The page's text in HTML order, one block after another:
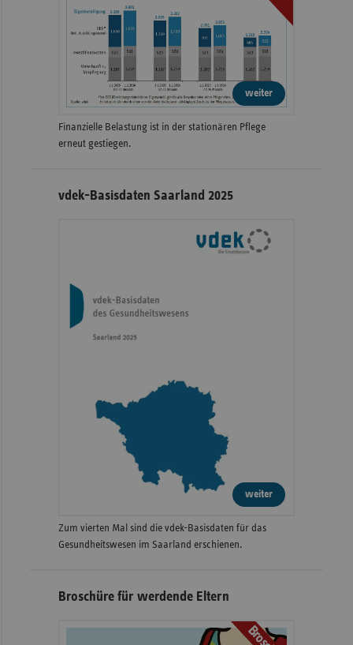
weiter
Finanzielle Belastung ist in der stationären Pflege
erneut gestiegen.
vdek-Basisdaten Saarland 2025
weiter
Zum vierten Mal sind die vdek-Basisdaten für das
Gesundheitswesen im Saarland erschienen.
Broschüre für werdende Eltern